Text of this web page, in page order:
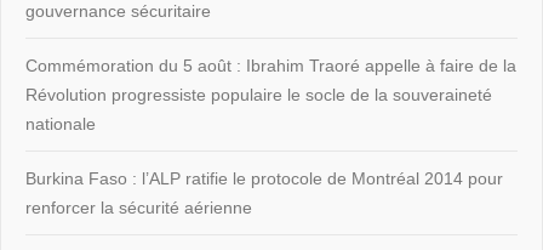
gouvernance sécuritaire
Commémoration du 5 août : Ibrahim Traoré appelle à faire de la
Révolution progressiste populaire le socle de la souveraineté
nationale
Burkina Faso : l’ALP ratifie le protocole de Montréal 2014 pour
renforcer la sécurité aérienne